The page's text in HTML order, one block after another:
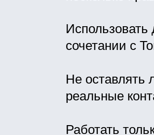
сочетании с
Не оставлять
реальные
Работать